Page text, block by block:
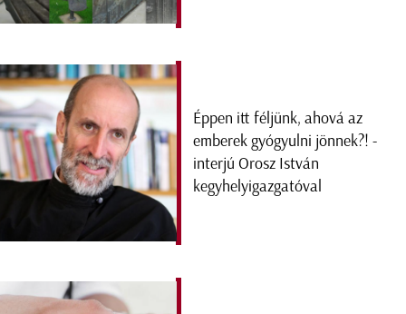
Éppen itt féljünk, ahová az
emberek gyógyulni jönnek?! -
interjú Orosz István
kegyhelyigazgatóval